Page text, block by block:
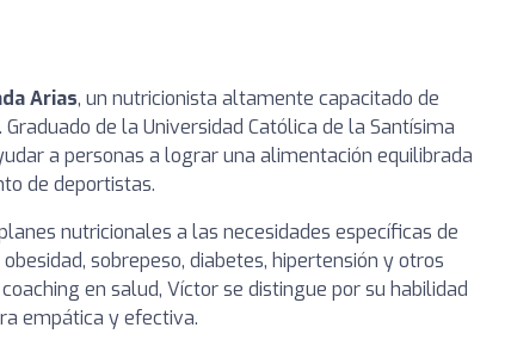
Arias, un nutricionista altamente capacitado de
de la Universidad Católica de la Santísima
a personas a lograr una alimentación equilibrada
de deportistas.
nutricionales a las necesidades específicas de
sobrepeso, diabetes, hipertensión y otros
en salud, Víctor se distingue por su habilidad
empática y efectiva.